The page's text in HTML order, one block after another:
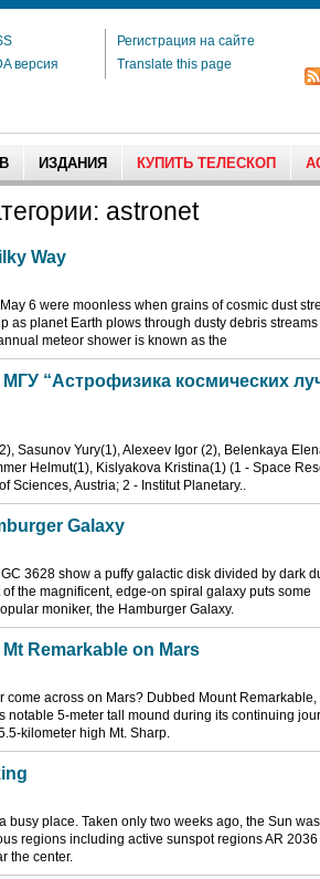
версия
Регистрация на сайте
Translate this page
ИЗДАНИЯ КУПИТЬ ТЕЛЕСКОП
astronet
Way
6 were moonless when grains of cosmic dust
as planet Earth plows through dusty debris streams
meteor shower is known as the
“Астрофизика космических
Sasunov Yury(1), Alexeev Igor (2), Belenkaya
Helmut(1), Kislyakova Kristina(1) (1 - Space
Sciences, Austria; 2 - Institut Planetary..
Galaxy
3628 show a puffy galactic disk divided by dark
the magnificent, edge-on spiral galaxy puts some
moniker, the Hamburger Galaxy.
Remarkable on Mars
come across on Mars? Dubbed Mount
notable 5-meter tall mound during its continuing
kilometer high Mt. Sharp.
busy place. Taken only two weeks ago, the Sun
regions including active sunspot regions AR 2036
the center.